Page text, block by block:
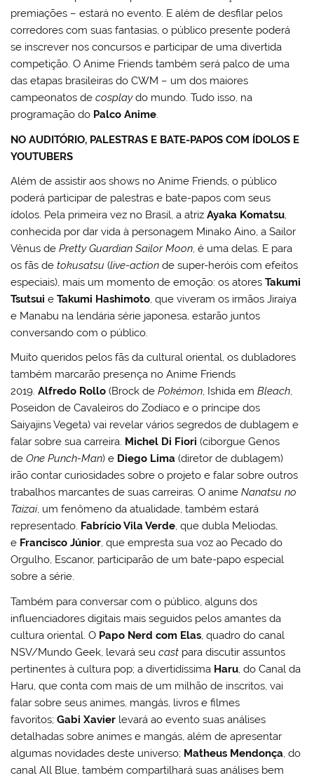
premiações – estará no evento. E além de desfilar pelos
corredores com suas fantasias, o público presente poderá
se inscrever nos concursos e participar de uma divertida
competição. O Anime Friends também será palco de uma
das etapas brasileiras do CWM – um dos maiores
campeonatos decosplaydo mundo. Tudo isso, na
programação do Palco Anime.
NO AUDITÓRIO, PALESTRAS E BATE-PAPOS COM ÍDOLOS E
YOUTUBERS
Além de assistir aos shows no Anime Friends, o público
poderá participar de palestras e bate-papos com seus
ídolos. Pela primeira vez no Brasil, a atrizAyaka Komatsu,
conhecida por dar vida à personagem Minako Aino, a Sailor
Vênus dePretty Guardian Sailor Moon, é uma delas. E para
os fãs detokusatsu (live-action de super-heróis com efeitos
especiais), mais um momento de emoção: os atoresTakumi
Tsutsui eTakumi Hashimoto, que viveram os irmãos Jiraiya
e Manabu na lendária série japonesa, estarão juntos
conversando com o público.
Muito queridos pelos fãs da cultural oriental, os dubladores
também marcarão presença no Anime Friends
2019.Alfredo Rollo (Brock dePokémon, Ishida emBleach,
Poseidon de Cavaleiros do Zodíaco e o príncipe dos
Saiyajins Vegeta) vai revelar vários segredos de dublagem e
falar sobre sua carreira. Michel Di Fiori (ciborgue Genos
deOne Punch-Man) e Diego Lima (diretor de dublagem)
irão contar curiosidades sobre o projeto e falar sobre outros
trabalhos marcantes de suas carreiras. O animeNanatsu no
Taizai, um fenômeno da atualidade, também estará
representado. Fabrício Vila Verde, que dubla Meliodas,
e Francisco Júnior, que empresta sua voz ao Pecado do
Orgulho, Escanor, participarão de um bate-papo especial
sobre a série.
Também para conversar com o público, alguns dos
influenciadores digitais mais seguidos pelos amantes da
cultura oriental. O Papo Nerd com Elas, quadro do canal
NSV/Mundo Geek, levará seucast para discutir assuntos
pertinentes à cultura pop; a divertidíssima Haru, do Canal da
Haru, que conta com mais de um milhão de inscritos, vai
falar sobre seus animes, mangás, livros e filmes
favoritos;Gabi Xavier levará ao evento suas análises
detalhadas sobre animes e mangás, além de apresentar
algumas novidades deste universo; Matheus Mendonça, do
canal All Blue, também compartilhará suas análises bem